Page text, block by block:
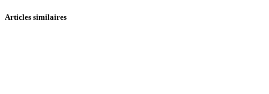
Articles similaires